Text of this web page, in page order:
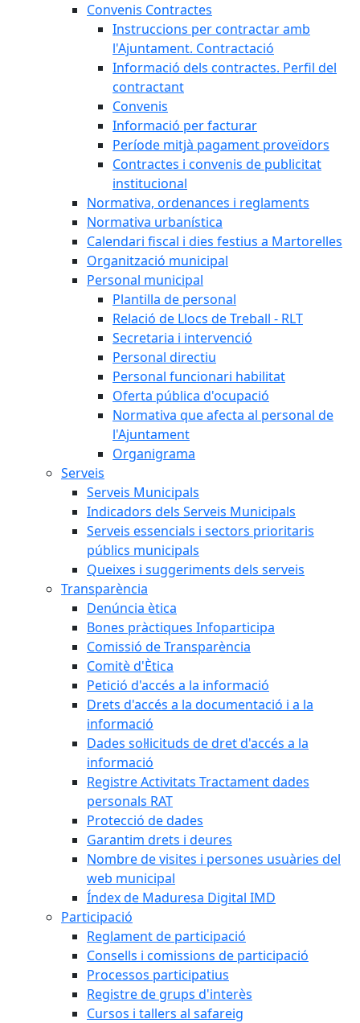
Convenis Contractes
Instruccions per contractar amb
l'Ajuntament. Contractació
Informació dels contractes. Perfil del
contractant
Convenis
Informació per facturar
Període mitjà pagament proveïdors
Contractes i convenis de publicitat
institucional
Normativa, ordenances i reglaments
Normativa urbanística
Calendari fiscal i dies festius a Martorelles
Organització municipal
Personal municipal
Plantilla de personal
Relació de Llocs de Treball - RLT
Secretaria i intervenció
Personal directiu
Personal funcionari habilitat
Oferta pública d'ocupació
Normativa que afecta al personal de
l'Ajuntament
Organigrama
Serveis
Serveis Municipals
Indicadors dels Serveis Municipals
Serveis essencials i sectors prioritaris
públics municipals
Queixes i suggeriments dels serveis
Transparència
Denúncia ètica
Bones pràctiques Infoparticipa
Comissió de Transparència
Comitè d'Ètica
Petició d'accés a la informació
Drets d'accés a la documentació i a la
informació
Dades sol·licituds de dret d'accés a la
informació
Registre Activitats Tractament dades
personals RAT
Protecció de dades
Garantim drets i deures
Nombre de visites i persones usuàries del
web municipal
Índex de Maduresa Digital IMD
Participació
Reglament de participació
Consells i comissions de participació
Processos participatius
Registre de grups d'interès
Cursos i tallers al safareig